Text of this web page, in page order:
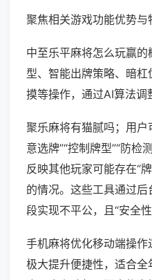
聚焦相关游戏功能优势与
中至乐平麻将怎么玩赢
型、智能出牌策略、暗
摸等操作，通过AI算法调
聚乐麻将有猫腻吗；用户
意选牌”“控制牌型”“防检
反映其他玩家可能存在“
的情况。这些工具通过
段实现不平公，且“安全性
手机麻将优化移动端操
极大提升便捷性，适合全